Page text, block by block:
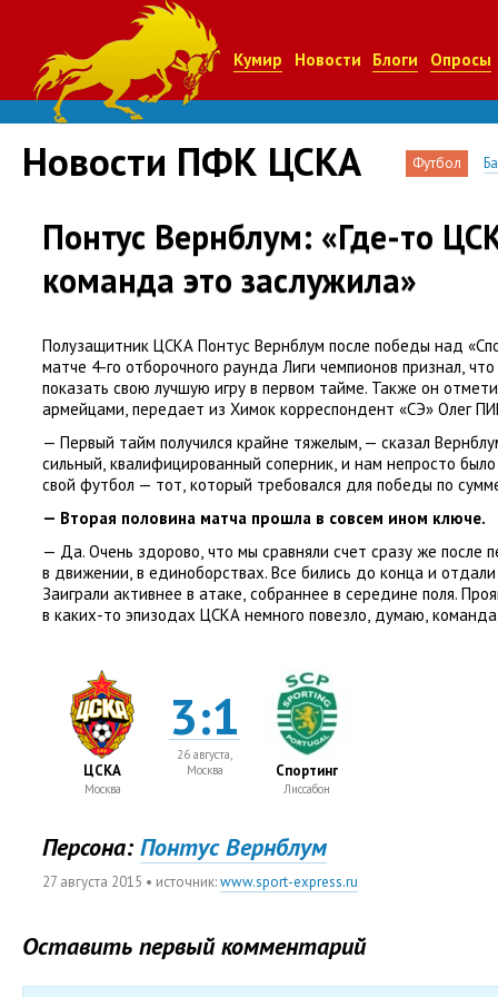
Кумир Новости Блоги Опросы
Новости ПФК ЦСКА Футбол
Понтус Вернблум: «Где-то
команда это заслужила»
Полузащитник ЦСКА Понтус Вернблум после победы над «
матче 4-го отборочного раунда Лиги чемпионов признал,
показать свою лучшую игру в первом тайме. Также он
армейцами, передает из Химок корреспондент «СЭ» Олег
— Первый тайм получился крайне тяжелым, — сказал
сильный, квалифицированный соперник, и нам непросто
свой футбол — тот, который требовался для победы по
— Вторая половина матча прошла в совсем ином ключе.
— Да. Очень здорово, что мы сравняли счет сразу же после
в движении, в единоборствах. Все бились до конца и
Заиграли активнее в атаке, собраннее в середине поля.
в каких-то эпизодах ЦСКА немного повезло, думаю,
ЦСКА
Москва
3:1
26 августа,
Москва
Спортинг
Лиссабон
Персона: Понтус Вернблум
27 августа 2015 • источник:www.sport-express.ru
Оставить первый комментарий